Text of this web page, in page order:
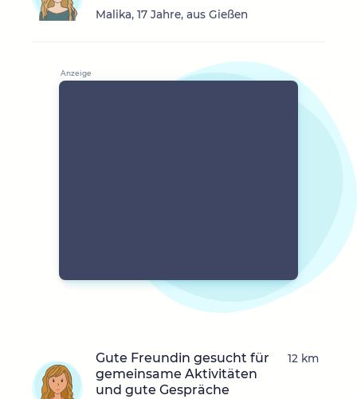
Malika, 17 Jahre, aus Gießen
Gute Freundin gesucht für
gemeinsame Aktivitäten
und gute Gespräche
12 km